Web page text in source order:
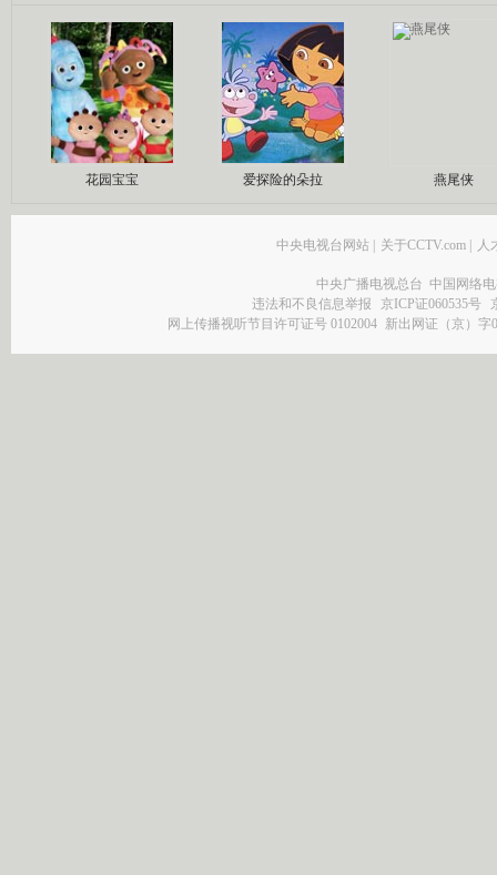
花园宝宝 爱探险的朵拉 燕尾侠
中央电视台网站 关于CCTV.com 人
中央广播电视总台 中国网络
违法和不良信息举报
京ICP证060535号
网上传播视听节目许可证号 0102004 新出网证（京）